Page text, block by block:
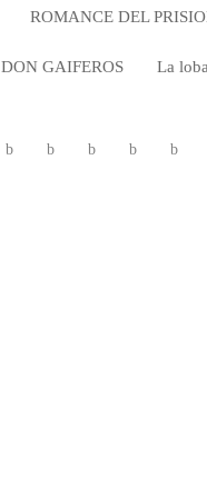
ROMANCE DEL
DON GAIFEROS La
b b b b b